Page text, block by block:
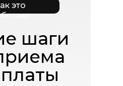
это
шаги